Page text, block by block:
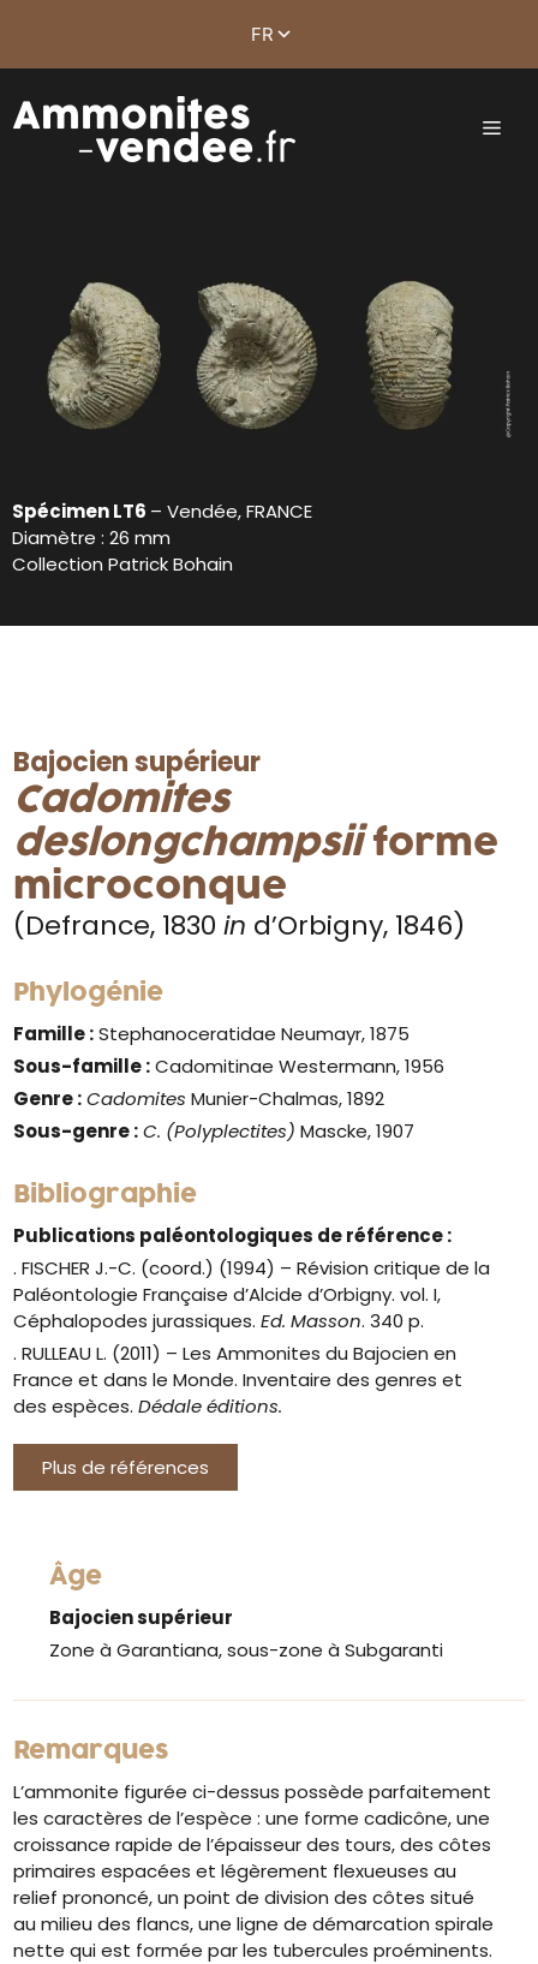
Spécimen LT6 – Vendée, FRANCE
Diamètre : 26 mm
Collection Patrick Bohain
Bajocien supérieur
Cadomites
deslongchampsiiforme
microconque
(Defrance, 1830in d’Orbigny, 1846)
Phylogénie
Famille :Stephanoceratidae Neumayr, 1875
Sous-famille :Cadomitinae Westermann, 1956
Genre : Cadomites Munier-Chalmas, 1892
Sous-genre : C. (Polyplectites) Mascke, 1907
Bibliographie
Publications paléontologiques de référence :
. FISCHER J.-C. (coord.) (1994) – Révision critique de la
Paléontologie Française d’Alcide d’Orbigny. vol. I,
Céphalopodes jurassiques.Ed. Masson. 340 p.
. RULLEAU L. (2011) – Les Ammonites du Bajocien en
France et dans le Monde. Inventaire des genres et
des espèces.Dédale éditions.
Plus de références
Âge
Bajocien supérieur
Zone à Garantiana, sous-zone à Subgaranti
Remarques
L’ammonite figurée ci-dessus possède parfaitement
les caractères de l’espèce : une forme cadicône, une
croissance rapide de l’épaisseur des tours, des côtes
primaires espacées et légèrement flexueuses au
relief prononcé, un point de division des côtes situé
au milieu des flancs, une ligne de démarcation spirale
nette qui est formée par les tubercules proéminents.